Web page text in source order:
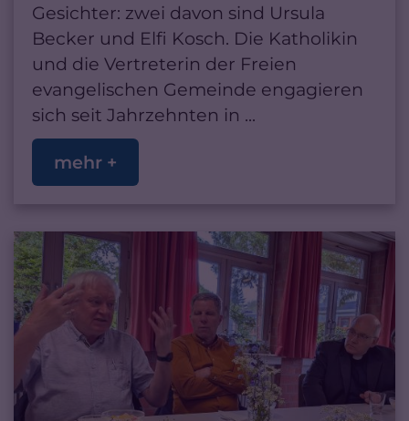
Gesichter: zwei davon sind Ursula
Becker und Elfi Kosch. Die Katholikin
und die Vertreterin der Freien
evangelischen Gemeinde engagieren
sich seit Jahrzehnten in ...
mehr +